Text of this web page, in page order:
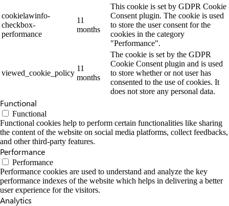
cookielawinfo-
checkbox-
performance
11
months
This cookie is set by GDPR Cookie
Consent plugin. The cookie is used
to store the user consent for the
cookies in the category
"Performance".
viewed_cookie_policy
11
months
The cookie is set by the GDPR
Cookie Consent plugin and is used
to store whether or not user has
consented to the use of cookies. It
does not store any personal data.
Functional
Functional
Functional cookies help to perform certain functionalities like sharing
the content of the website on social media platforms, collect feedbacks,
and other third-party features.
Performance
Performance
Performance cookies are used to understand and analyze the key
performance indexes of the website which helps in delivering a better
user experience for the visitors.
Analytics